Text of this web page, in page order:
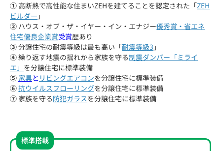
① 高断熱で高性能な住まいZEHを建てることを認定された「ZEH
ビルダー 」
② ハウス・オブ・ザ・イヤー・イン・エナジー優秀賞・省エネ
住宅優良企業賞受賞歴あり
③分譲住宅の耐震等級は最も高い「耐震等級3 」
④繰り返す地震の揺れから家族を守る制震ダンパー「ミライ
エ」 を分譲住宅に標準装備
⑤ 家具と リビングエアコンを分譲住宅に標準装備
⑥抗ウイルスフローリングを分譲住宅に標準装備
⑦ 家族を守る防犯ガラスを分譲住宅に標準装備
標準搭載